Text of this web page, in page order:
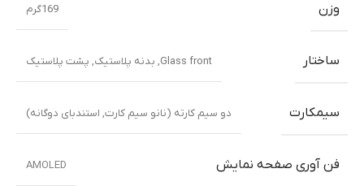
وزن 169گرم
ساختار Glass front
, بدنه پلاستیک, پشت پلاستیک
سیمکارت دو سیم کارته (نانو سیم کارت, استندبای دوگانه)
فن آوری صفحه نمایش AMOLED